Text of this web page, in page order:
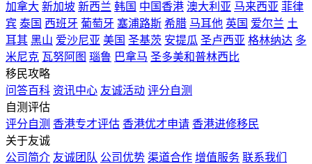
加拿大 新加坡 新西兰 韩国 中国香港 澳大利亚 马来西亚 菲律
宾 泰国 西班牙 葡萄牙 塞浦路斯 希腊 马耳他 英国 爱尔兰 土
耳其 黑山 爱沙尼亚 美国 圣基茨 安提瓜 圣卢西亚 格林纳达 多
米尼克 瓦努阿图 瑙鲁 巴拿马 圣多美和普林西比
移民攻略
问答百科 资讯中心 友诚活动 评分自测
自测评估
评分自测 香港专才评估 香港优才申请 香港进修移民
关于友诚
公司简介 友诚团队 公司优势 渠道合作 增值服务 联系我们